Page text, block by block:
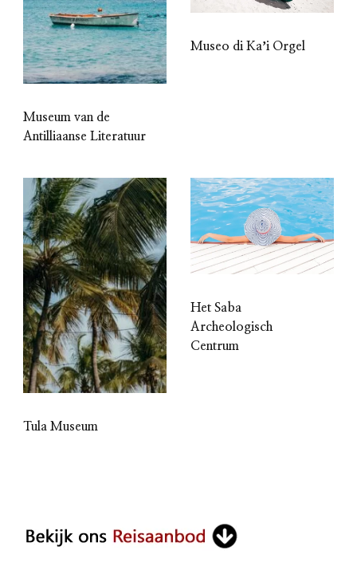
Museum van de
Antilliaanse Literatuur
Museo di Kaʼi Orgel
Tula Museum
Het Saba
Archeologisch
Centrum